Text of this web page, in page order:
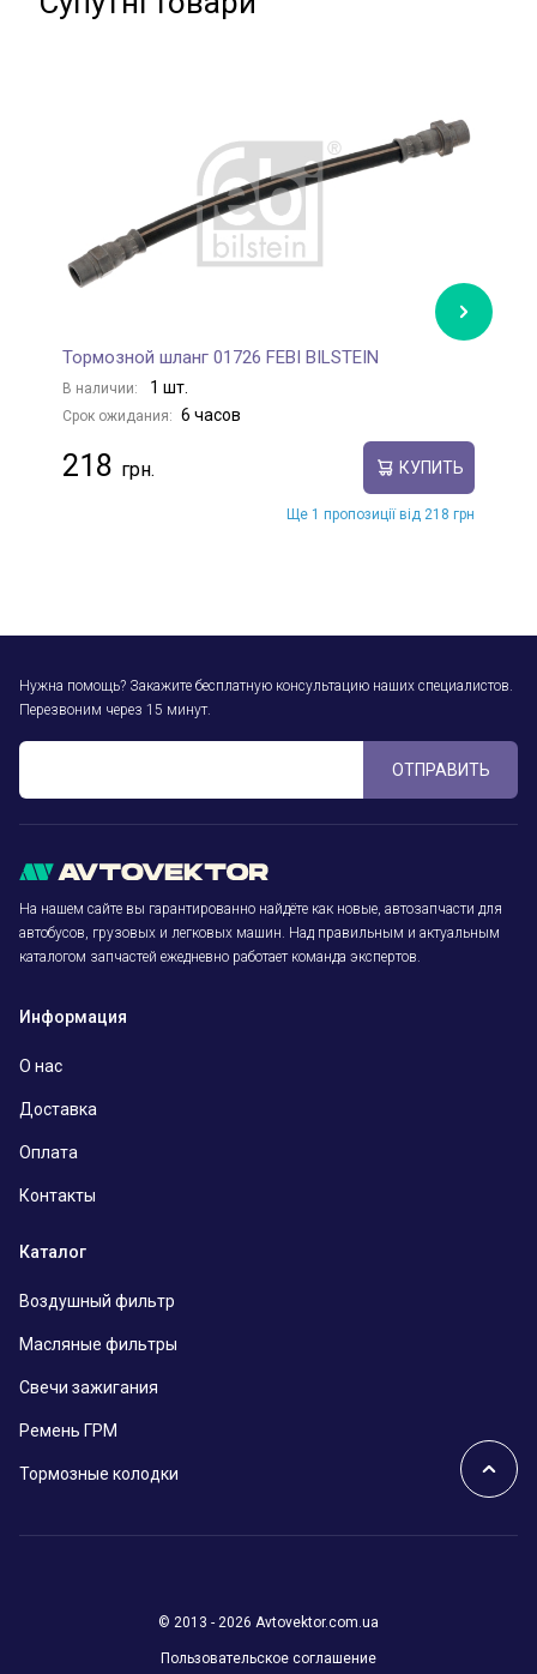
Тормозной шланг 01726 FEBI BILSTEIN
В наличии: 1 шт.
Срок ожидания: 6 часов
218 КУПИТЬ
Ще 1 пропозиції від 218 грн
Нужна помощь? Закажите бесплатную консультацию наших специалистов.
Перезвоним через 15 минут.
ОТПРАВИТЬ
На нашем сайте вы гарантированно найдёте как новые, автозапчасти для
автобусов, грузовых и легковых машин. Над правильным и актуальным
каталогом запчастей ежедневно работает команда экспертов.
Информация
О нас
Доставка
Оплата
Контакты
Каталог
Воздушный фильтр
Масляные фильтры
Свечи зажигания
Ремень ГРМ
Тормозные колодки
© 2013 - 2026 Avtovektor.com.ua
Пользовательское соглашение